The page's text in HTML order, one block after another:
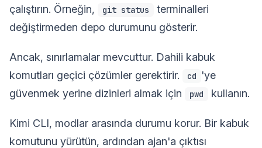
çalıştırın. Örneğin,
git status
terminalleri
değiştirmeden depo durumunu gösterir.
Ancak, sınırlamalar mevcuttur. Dahili kabuk
komutları geçici çözümler gerektirir.
cd
'ye
güvenmek yerine dizinleri almak için
pwd kullanın.
Kimi CLI, modlar arasında durumu korur. Bir kabuk
komutunu yürütün, ardından ajan'a çıktısı